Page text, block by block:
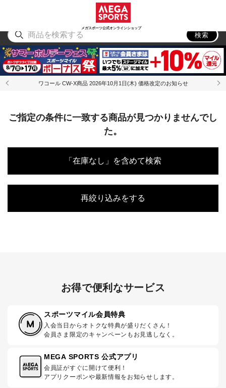
メガスポーツ公式オンラインショップ
アウトドア
検索
ワコール CW-X商品 2026年10月1日(木) 価格改定のお知らせ
ご指定の条件に一致する商品が見つかりませんでし
た。
「在庫なし」を含めて検索
再絞り込みをする
お得で便利なサービス
スポーツマイル会員特典
入会当日からオトクな特典が盛りだくさん！
会員さま限定のキャンペーンもお見逃しなく。
MEGA SPORTS 公式アプリ
会員証がすぐに開けて便利！
アプリクーポンや最新情報をお知らせします。